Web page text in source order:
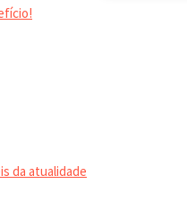
da atualidade